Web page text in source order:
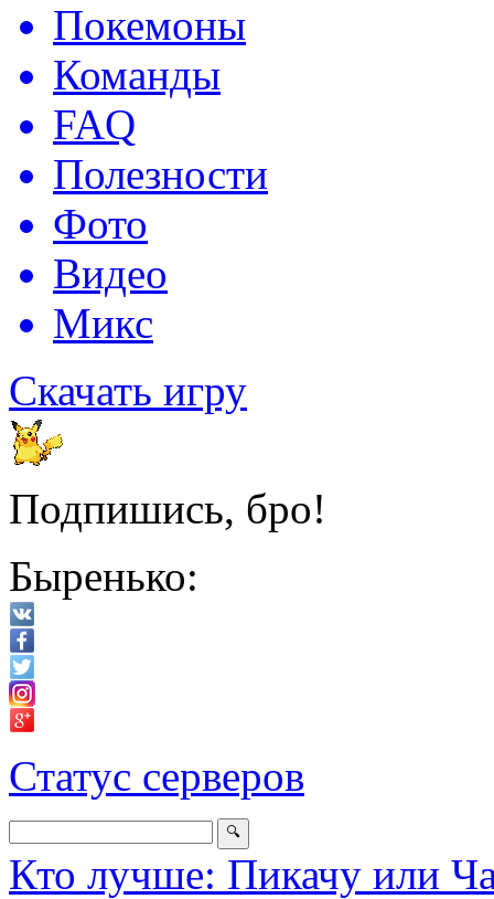
Покемоны
Команды
FAQ
Полезности
Фото
Видео
Микс
Скачать игру
Подпишись, бро!
Быренько:
Статус серверов
Кто лучше: Пикачу или